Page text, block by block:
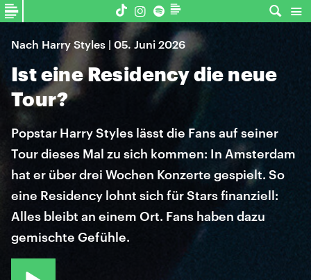
Nach Harry Styles | 05. Juni 2026
Ist eine Residency die neue
Tour?
Popstar Harry Styles lässt die Fans auf seiner
Tour dieses Mal zu sich kommen: In Amsterdam
hat er über drei Wochen Konzerte gespielt. So
eine Residency lohnt sich für Stars finanziell:
Alles bleibt an einem Ort. Fans haben dazu
gemischte Gefühle.